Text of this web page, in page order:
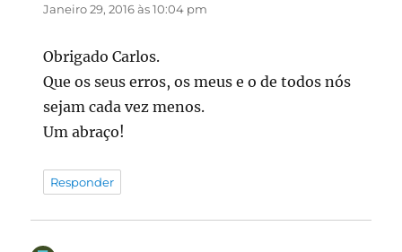
Janeiro 29, 2016 às 10:04 pm
Obrigado Carlos.
Que os seus erros, os meus e o de todos nós
sejam cada vez menos.
Um abraço!
Responder